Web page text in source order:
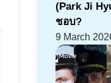
(Park Ji
ชอบ?
9 March